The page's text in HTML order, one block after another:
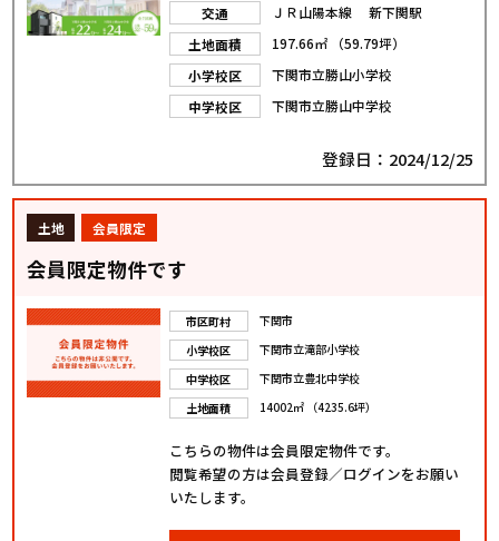
交通
ＪＲ山陽本線 新下関駅
土地面積
197.66㎡ （59.79坪）
小学校区
下関市立勝山小学校
中学校区
下関市立勝山中学校
登録日：2024/12/25
土地 会員限定
会員限定物件です
市区町村
下関市
小学校区
下関市立滝部小学校
中学校区
下関市立豊北中学校
土地面積
14002㎡ （4235.6坪）
こちらの物件は会員限定物件です。
閲覧希望の方は会員登録／ログインをお願い
いたします。